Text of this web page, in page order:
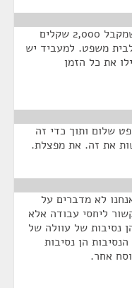
יש לו את עורכי הדין ולעובד המסכן שמקבל 2,000 שקלים
משפט. למעביד יש
את כל הזמן
שלום ותוך כדי זה
את זה. את מפצלת.
לא מדברים על
ליחסי עבודה אלא
נסיבות של עוולה של
הן נסיבות
אחר.